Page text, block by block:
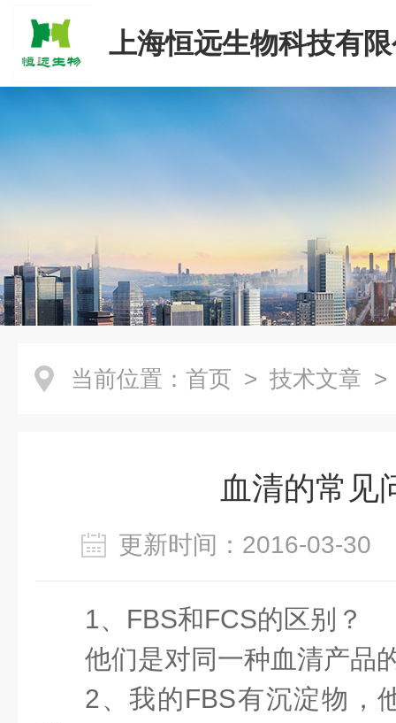
上海恒远生物科技有
当前位置： 首页 > 技术文章 >
血清的常见
更新时间：2016-03-
1、FBS和FCS的区别？
他们是对同一种血清产品
2、我的FBS有沉淀物，